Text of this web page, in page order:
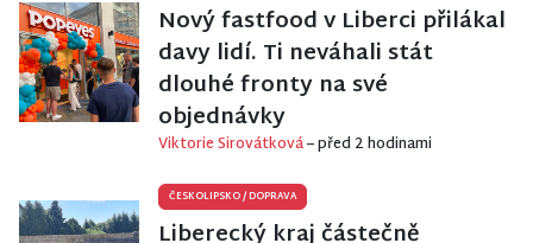
Nový fastfood v Liberci přilákal
davy lidí. Ti neváhali stát
dlouhé fronty na své
objednávky
Viktorie Sirovátková– před 2 hodinami
ČESKOLIPSKO/DOPRAVA
Liberecký kraj částečně